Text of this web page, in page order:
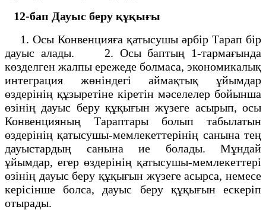
12-бап Дауыс беру құқығы
1. Осы Конвенцияға қатысушы әрбiр Тарап бiр
дауыс алады. 2. Осы баптың 1-тармағында
көзделген жалпы ережеде болмаса, экономикалық
интеграция жөнiндегі аймақтық ұйымдар
өздерiнің құзыретiне кiретiн мәселелер бойынша
өзiнің дауыс беру құқығын жүзеге асырып, осы
Конвенцияның Тараптары болып табылатын
өздерiнің қатысушы-мемлекеттерiнің санына тең
дауыстардың санына ие болады. Мұндай
ұйымдар, егер өздерiнің қатысушы-мемлекеттерi
өзiнің дауыс беру құқығын жүзеге асырса, немесе
керiсiнше болса, дауыс беру құқығын ескерiп
отырады.